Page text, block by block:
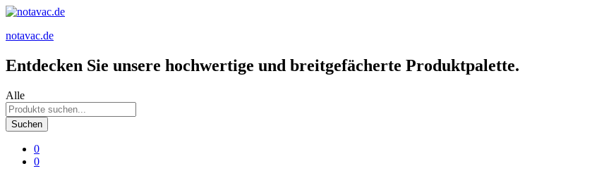
notavac.de
Entdecken Sie unsere hochwertige und breitgefächerte Produktpalette.
Alle
Suchen
0
0